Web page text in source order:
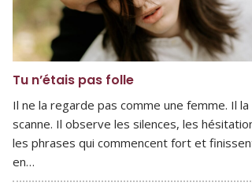
Tu n’étais pas folle
Il ne la regarde pas comme une femme. Il la
scanne. Il observe les silences, les
les phrases qui commencent fort et
en…